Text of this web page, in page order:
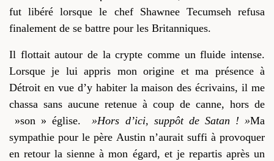
fut libéré lorsque le chef Shawnee Tecumseh refusa
finalement de se battre pour les Britanniques.
Il flottait autour de la crypte comme un fluide intense.
Lorsque je lui appris mon origine et ma présence à
Détroit en vue d’y habiter la maison des écrivains, il me
chassa sans aucune retenue à coup de canne, hors de
»son » église.
»Hors d’ici, suppôt de Satan ! »Ma
sympathie pour le père Austin n’aurait suffi à provoquer
en retour la sienne à mon égard, et je repartis après un